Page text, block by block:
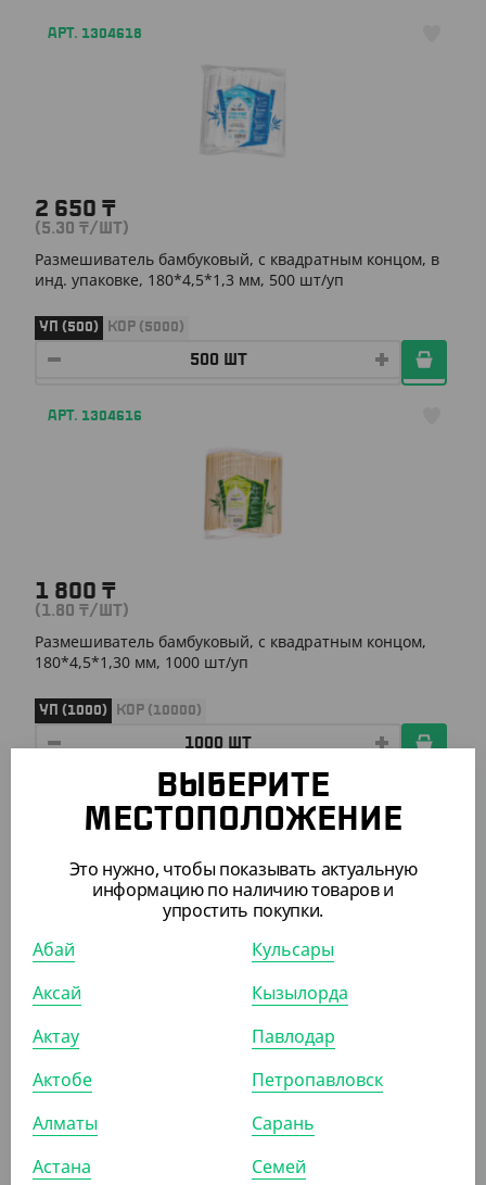
АРТ. 1304618
2 650 ₸
(5.30 ₸/ШТ)
Размешиватель бамбуковый, с квадратным концом, в
инд. упаковке, 180*4,5*1,3 мм, 500 шт/уп
УП (500) КОР (5000)
АРТ. 1304616
1 800 ₸
(1.80 ₸/ШТ)
Размешиватель бамбуковый, с квадратным концом,
180*4,5*1,30 мм, 1000 шт/уп
УП (1000) КОР (10000)
ПОХОЖИЕ ТОВАРЫ
АРТ. 1205844
(39.20₸
Стакан 250 мл. двухслойный, рифленый для горячего,
черный, d 80 мм
УП (25)
ВЫБЕРИТЕ
МЕСТОПОЛОЖЕНИЕ
Это нужно, чтобы показывать актуальную
информацию по наличию товаров и
упростить покупки.
Абай
Аксай
Актау
Актобе
Алматы
Астана
Кульсары
Кызылорда
Павлодар
Петропавловск
Сарань
Семей